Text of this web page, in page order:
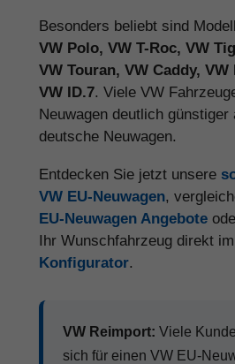
Besonders beliebt sind
VW Polo, VW T-Roc, VW
VW Touran, VW Caddy, VW
VW ID.7. Viele VW
Neuwagen deutlich
deutsche Neuwagen.
Entdecken Sie jetzt unsere
VW EU-Neuwagen,
EU-Neuwagen Angebote
Ihr Wunschfahrzeug direkt im
Konfigurator.
VW Reimport: Viele
sich für einen VW EU-